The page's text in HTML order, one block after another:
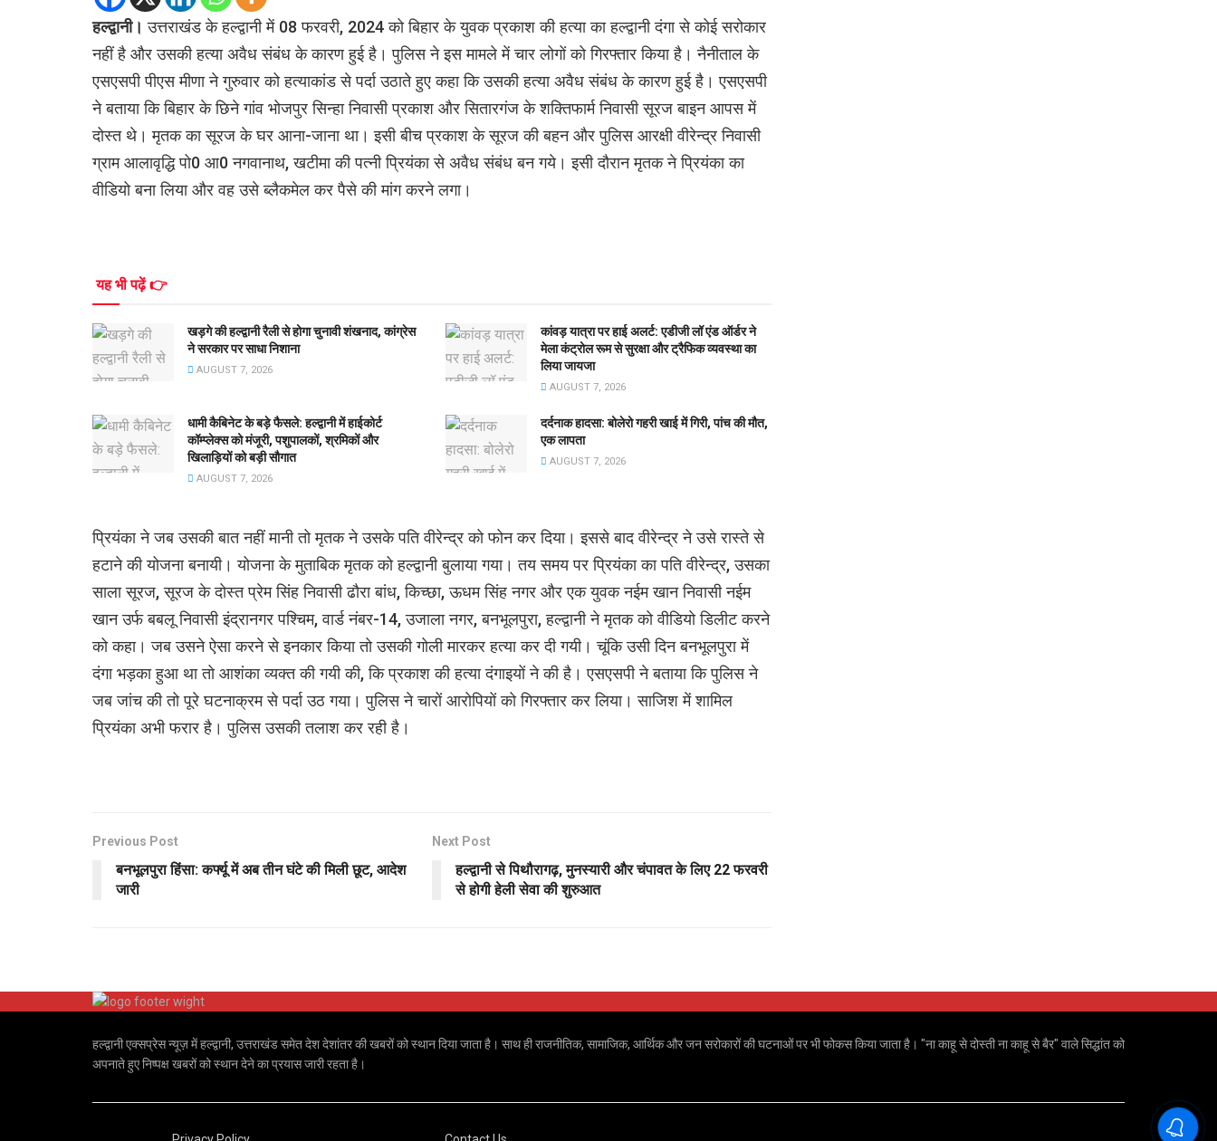
हल्द्वानी। उत्तराखंड के हल्द्वानी में 08 फरवरी, 2024 को बिहार के युवक प्रकाश की हत्या का हल्द्वानी दंगा से कोई सरोकार
नहीं है और उसकी हत्या अवैध संबंध के कारण हुई है। पुलिस ने इस मामले में चार लोगों को गिरफ्तार किया है। नैनीताल के
एसएसपी पीएस मीणा ने गुरुवार को हत्याकांड से पर्दा उठाते हुए कहा कि उसकी हत्या अवैध संबंध के कारण हुई है। एसएसपी
ने बताया कि बिहार के छिने गांव भोजपुर सिन्हा निवासी प्रकाश और सितारगंज के शक्तिफार्म निवासी सूरज बाइन आपस में
दोस्त थे। मृतक का सूरज के घर आना-जाना था। इसी बीच प्रकाश के सूरज की बहन और पुलिस आरक्षी वीरेन्द्र निवासी
ग्राम आलावृद्धि पो0 आ0 नगवानाथ, खटीमा की पत्नी प्रियंका से अवैध संबंध बन गये। इसी दौरान मृतक ने प्रियंका का
वीडियो बना लिया और वह उसे ब्लैकमेल कर पैसे की मांग करने लगा।
यह भी पढ़ें 👉
खड़गे की हल्द्वानी रैली से होगा चुनावी शंखनाद, कांग्रेस
ने सरकार पर साधा निशाना
AUGUST 7, 2026
कांवड़ यात्रा पर हाई अलर्ट: एडीजी लॉ एंड ऑर्डर ने
मेला कंट्रोल रूम से सुरक्षा और ट्रैफिक व्यवस्था का
लिया जायजा
AUGUST 7, 2026
धामी कैबिनेट के बड़े फैसले: हल्द्वानी में हाईकोर्ट
कॉम्प्लेक्स को मंजूरी, पशुपालकों, श्रमिकों और
खिलाड़ियों को बड़ी सौगात
AUGUST 7, 2026
दर्दनाक हादसा: बोलेरो गहरी खाई में गिरी, पांच की मौत,
एक लापता
AUGUST 7, 2026
प्रियंका ने जब उसकी बात नहीं मानी तो मृतक ने उसके पति वीरेन्द्र को फोन कर दिया। इससे बाद वीरेन्द्र ने उसे रास्ते से
हटाने की योजना बनायी। योजना के मुताबिक मृतक को हल्द्वानी बुलाया गया। तय समय पर प्रियंका का पति वीरेन्द्र, उसका
साला सूरज, सूरज के दोस्त प्रेम सिंह निवासी ढौरा बांध, किच्छा, ऊधम सिंह नगर और एक युवक नईम खान निवासी नईम
खान उर्फ बबलू निवासी इंद्रानगर पश्चिम, वार्ड नंबर-14, उजाला नगर, बनभूलपुरा, हल्द्वानी ने मृतक को वीडियो डिलीट करने
को कहा। जब उसने ऐसा करने से इनकार किया तो उसकी गोली मारकर हत्या कर दी गयी। चूंकि उसी दिन बनभूलपुरा में
दंगा भड़का हुआ था तो आशंका व्यक्त की गयी की, कि प्रकाश की हत्या दंगाइयों ने की है। एसएसपी ने बताया कि पुलिस ने
जब जांच की तो पूरे घटनाक्रम से पर्दा उठ गया। पुलिस ने चारों आरोपियों को गिरफ्तार कर लिया। साजिश में शामिल
प्रियंका अभी फरार है। पुलिस उसकी तलाश कर रही है।
Previous Post
बनभूलपुरा हिंसा: कर्फ्यू में अब तीन घंटे की मिली छूट, आदेश
जारी
Next Post
हल्द्वानी से पिथौरागढ़, मुनस्यारी और चंपावत के लिए 22 फरवरी
से होगी हेली सेवा की शुरुआत
हल्द्वानी एक्सप्रेस न्यूज़ में हल्द्वानी, उत्तराखंड समेत देश देशांतर की खबरों को स्थान दिया जाता है। साथ ही राजनीतिक, सामाजिक, आर्थिक और जन सरोकारों की घटनाओं पर भी फोकस किया जाता है। "ना काहू से दोस्ती ना काहू से बैर" वाले सिद्धांत को
अपनाते हुए निष्पक्ष खबरों को स्थान देने का प्रयास जारी रहता है।